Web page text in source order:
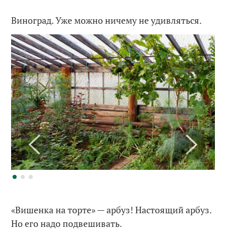
Виноград. Уже можно ничему не удивляться.
«Вишенка на торте» — арбуз! Настоящий арбуз.
Но его надо подвешивать.